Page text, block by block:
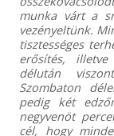
munka várt a
vezényeltünk.
tisztességes
erősítés,
délután
Szombaton
pedig két
negyvenöt
cél, hogy